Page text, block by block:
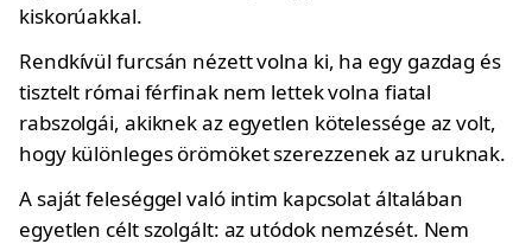
kiskorúakkal.
Rendkívül furcsán nézett volna ki, ha egy gazdag és
tisztelt római férfinak nem lettek volna fiatal
rabszolgái, akiknek az egyetlen kötelessége az volt,
hogy különleges örömöket szerezzenek az uruknak.
A saját feleséggel való intim kapcsolat általában
egyetlen célt szolgált: az utódok nemzését. Nem